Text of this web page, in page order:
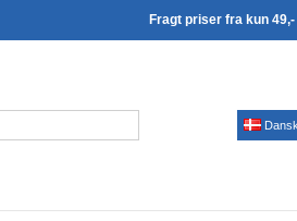
Fragt priser fra kun 49,-
Dansk